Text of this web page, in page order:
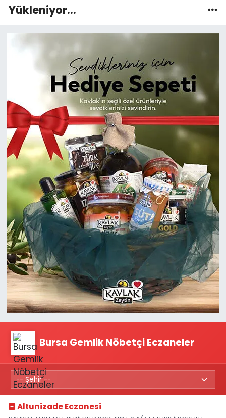
Yükleniyor...
Bursa Gemlik Nöbetçi Eczaneler
Altunizade Eczanesi